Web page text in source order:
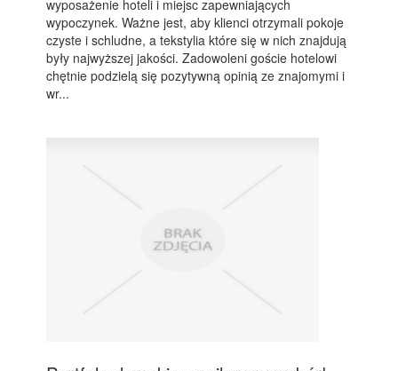
wyposażenie hoteli i miejsc zapewniających
wypoczynek. Ważne jest, aby klienci otrzymali pokoje
czyste i schludne, a tekstylia które się w nich znajdują
były najwyższej jakości. Zadowoleni goście hotelowi
chętnie podzielą się pozytywną opinią ze znajomymi i
wr...